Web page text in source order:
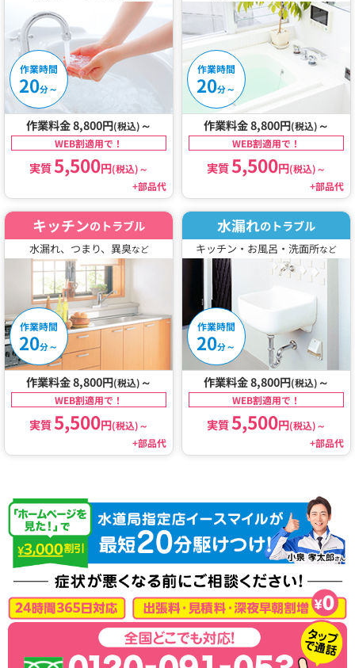
作業時間
20分～
作業料金 8,800円(税込) ～
WEB割適用で！
実質5,500円(税込)～
+部品代
作業時間
20分～
作業料金 8,800円(税込) ～
WEB割適用で！
実質5,500円(税込)～
+部品代
キッチンのトラブル
水漏れ、つまり、異臭など
作業時間
20分～
作業料金 8,800円(税込) ～
WEB割適用で！
実質5,500円(税込)～
+部品代
水漏れのトラブル
キッチン・お風呂・洗面所など
作業時間
20分～
作業料金 8,800円(税込) ～
WEB割適用で！
実質5,500円(税込)～
+部品代